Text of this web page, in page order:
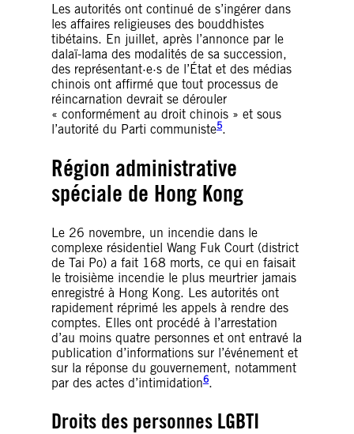
Les autorités ont continué de s’ingérer dans
les affaires religieuses des bouddhistes
tibétains. En juillet, après l’annonce par le
dalaï-lama des modalités de sa succession,
des représentant·e·s de l’État et des médias
chinois ont affirmé que tout processus de
réincarnation devrait se dérouler
« conformément au droit chinois » et sous
l’autorité du Parti communiste5.
Région administrative
spéciale de Hong Kong
Le 26 novembre, un incendie dans le
complexe résidentiel Wang Fuk Court (district
de Tai Po) a fait 168 morts, ce qui en faisait
le troisième incendie le plus meurtrier jamais
enregistré à Hong Kong. Les autorités ont
rapidement réprimé les appels à rendre des
comptes. Elles ont procédé à l’arrestation
d’au moins quatre personnes et ont entravé la
publication d’informations sur l’événement et
sur la réponse du gouvernement, notamment
par des actes d’intimidation6.
Droits des personnes LGBTI